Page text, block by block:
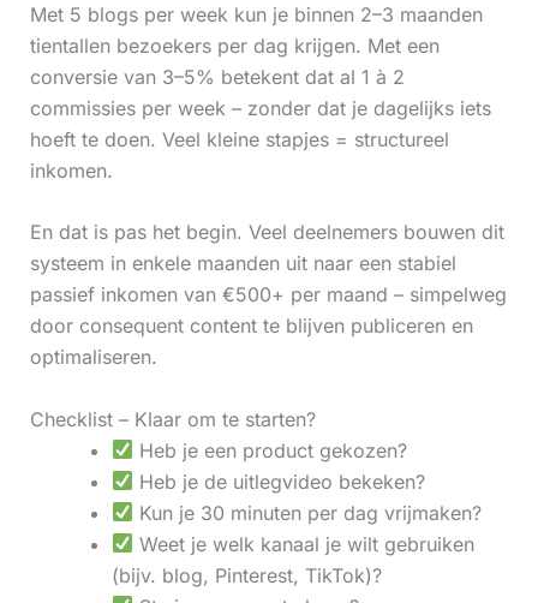
Met 5 blogs per week kun je binnen 2–3 maanden
tientallen bezoekers per dag krijgen. Met een
conversie van 3–5% betekent dat al 1 à 2
commissies per week – zonder dat je dagelijks iets
hoeft te doen. Veel kleine stapjes = structureel
inkomen.
En dat is pas het begin. Veel deelnemers bouwen dit
systeem in enkele maanden uit naar een stabiel
passief inkomen van €500+ per maand – simpelweg
door consequent content te blijven publiceren en
optimaliseren.
Checklist – Klaar om te starten?
Heb je een product gekozen?
Heb je de uitlegvideo bekeken?
Kun je 30 minuten per dag vrijmaken?
Weet je welk kanaal je wilt gebruiken
(bijv. blog, Pinterest, TikTok)?